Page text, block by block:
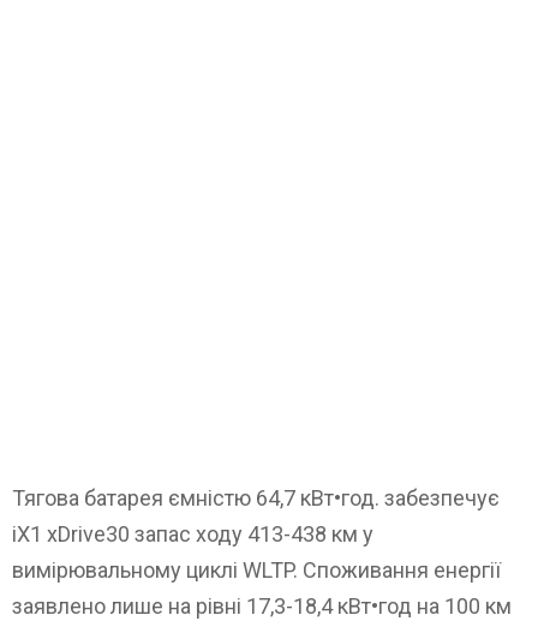
Тягова батарея ємністю 64,7 кВт•год. забезпечує
iX1 xDrive30 запас ходу 413-438 км у
вимірювальному циклі WLTP. Споживання енергії
заявлено лише на рівні 17,3-18,4 кВт•год на 100 км